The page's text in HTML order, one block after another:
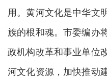
用。黄河文化是中华文
族的根和魂。市委编办
政机构改革和事业单位
河文化资源，加快推动